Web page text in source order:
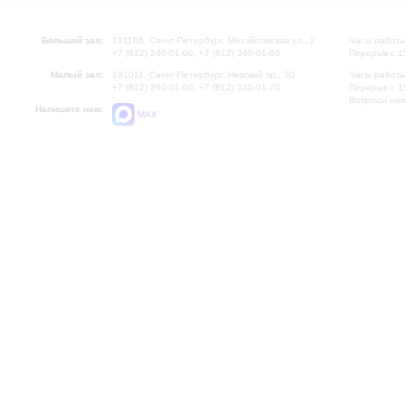
Большой зал:
191186, Санкт-Петербург, Михайловская ул., 2
+7 (812) 240-01-00, +7 (812) 240-01-80
Малый зал:
191011, Санкт-Петербург, Невский пр., 30
+7 (812) 240-01-00, +7 (812) 240-01-70
Напишите нам:
MAX
Часы
Перерыв с
Часы
Перерыв с
Вопросы